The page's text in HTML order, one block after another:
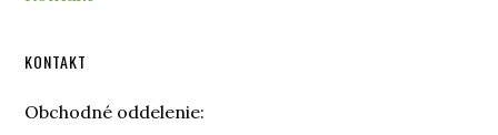
KONTAKT
Obchodné oddelenie: